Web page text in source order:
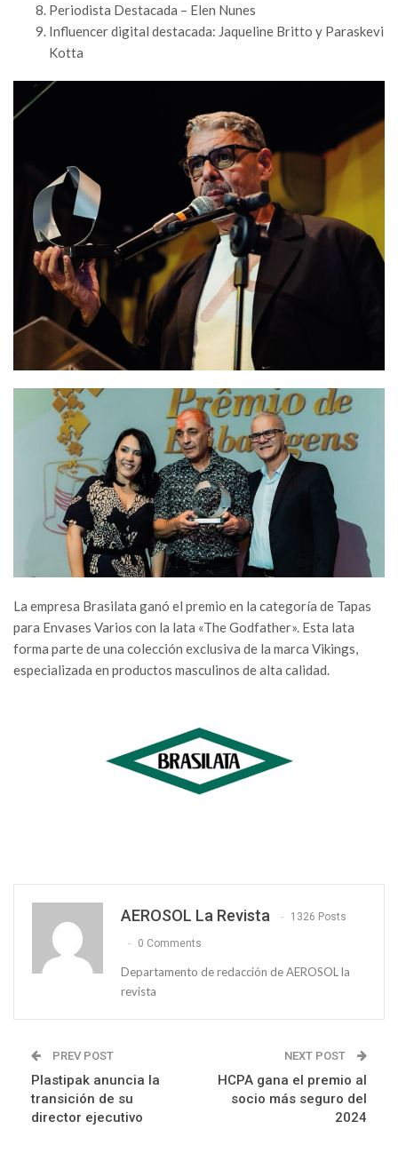
Periodista Destacada – Elen Nunes
Influencer digital destacada: Jaqueline Britto y Paraskevi
Kotta
La empresa Brasilata ganó el premio en la categoría de Tapas
para Envases Varios con la lata «The Godfather». Esta lata
forma parte de una colección exclusiva de la marca Vikings,
especializada en productos masculinos de alta calidad.
AEROSOL La Revista 1326 Posts
0 Comments
Departamento de redacción de AEROSOL la
revista
PREV POST
Plastipak anuncia la
transición de su
director ejecutivo
NEXT POST
HCPA gana el premio al
socio más seguro del
2024